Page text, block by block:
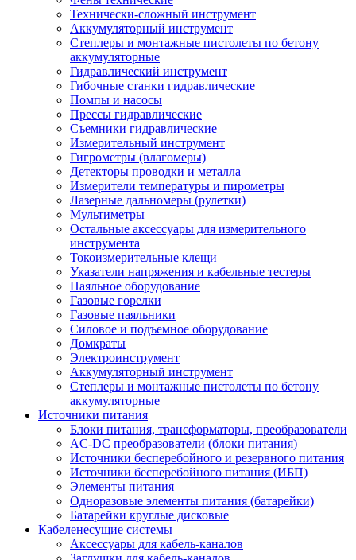
Технически-сложный инструмент
Аккумуляторный инструмент
Степлеры и монтажные пистолеты по бетону
аккумуляторные
Гидравлический инструмент
Гибочные станки гидравлические
Помпы и насосы
Прессы гидравлические
Съемники гидравлические
Измерительный инструмент
Гигрометры (влагомеры)
Детекторы проводки и металла
Измерители температуры и пирометры
Лазерные дальномеры (рулетки)
Мультиметры
Остальные аксессуары для измерительного
инструмента
Токоизмерительные клещи
Указатели напряжения и кабельные тестеры
Паяльное оборудование
Газовые горелки
Газовые паяльники
Силовое и подъемное оборудование
Домкраты
Электроинструмент
Аккумуляторный инструмент
Степлеры и монтажные пистолеты по бетону
аккумуляторные
Источники питания
Блоки питания, трансформаторы, преобразователи
AC-DC преобразователи (блоки питания)
Источники бесперебойного и резервного питания
Источники бесперебойного питания (ИБП)
Элементы питания
Одноразовые элементы питания (батарейки)
Батарейки круглые дисковые
Кабеленесущие системы
Аксессуары для кабель-каналов